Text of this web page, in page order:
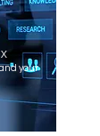
your